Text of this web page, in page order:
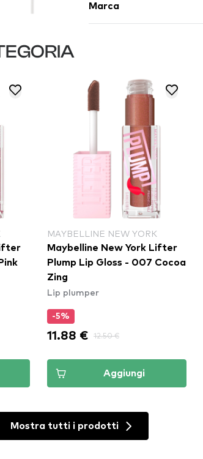
Marca
MAYBELLINE NEW YORK
Maybelline New York Lifter
Plump Lip Gloss - 007 Cocoa
Zing
Lip plumper
-5%
11.88 € 12.50 €
Aggiungi
Mostra tutti i prodotti